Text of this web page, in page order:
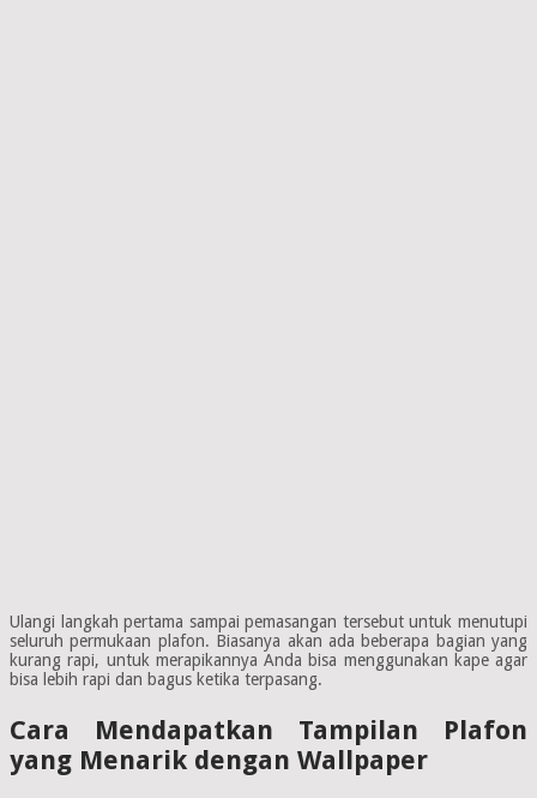
Ulangi langkah pertama sampai pemasangan tersebut untuk menutupi
seluruh permukaan plafon. Biasanya akan ada beberapa bagian yang
kurang rapi, untuk merapikannya Anda bisa menggunakan kape agar
bisa lebih rapi dan bagus ketika terpasang.
Cara Mendapatkan Tampilan Plafon
yang Menarik dengan Wallpaper